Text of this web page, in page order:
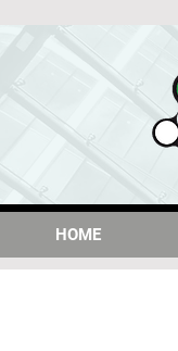
HOME
HOME